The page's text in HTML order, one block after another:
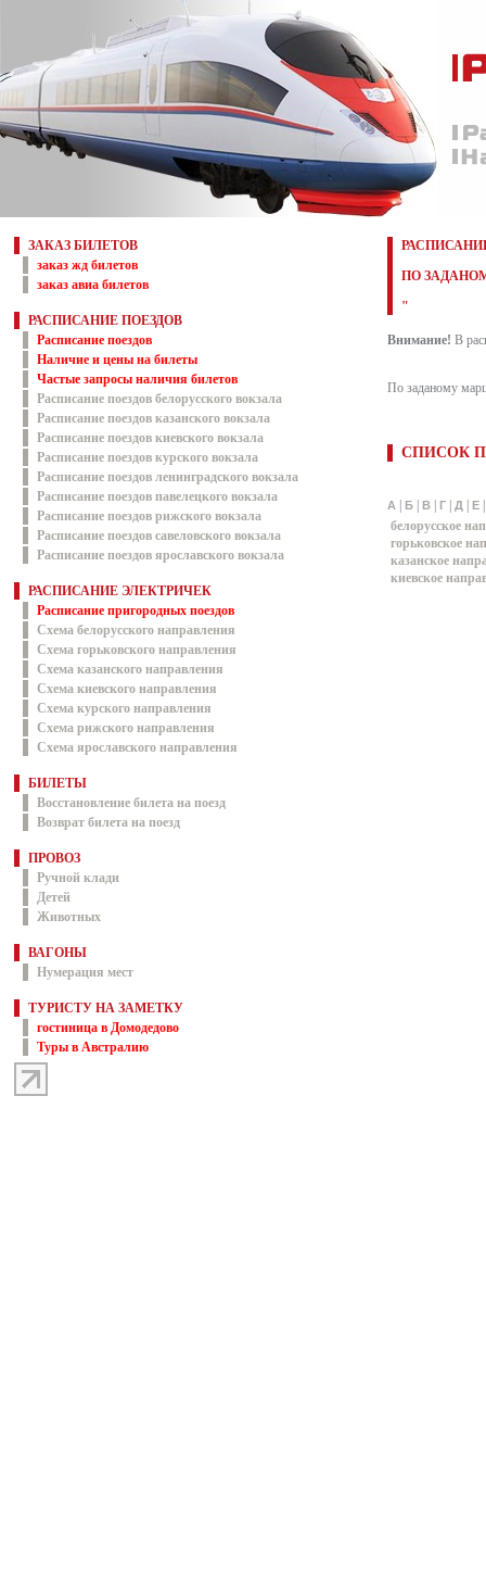
ЗАКАЗ БИЛЕТОВ
заказ жд билетов
заказ авиа билетов
РАСПИСАНИЕ ПОЕЗДОВ
Расписание поездов
Наличие и цены на билеты
Частые запросы наличия билетов
Расписание поездов белорусского вокзала
Расписание поездов казанского вокзала
Расписание поездов киевского вокзала
Расписание поездов курского вокзала
Расписание поездов ленинградского вокзала
Расписание поездов павелецкого вокзала
Расписание поездов рижского вокзала
Расписание поездов савеловского вокзала
Расписание поездов ярославского вокзала
РАСПИСАНИЕ ЭЛЕКТРИЧЕК
Расписание пригородных поездов
Схема белорусского направления
Схема горьковского направления
Схема казанского направления
Схема киевского направления
Схема курского направления
Схема рижского направления
Схема ярославского направления
БИЛЕТЫ
Восстановление билета на поезд
Возврат билета на поезд
ПРОВОЗ
Ручной клади
Детей
Животных
ВАГОНЫ
Нумерация мест
ТУРИСТУ НА ЗАМЕТКУ
гостиница в Домодедово
Туры в Австралию
ПО
"
Внимание! В
По заданому
СПИСОК
А Б В Г Д Е
белорусское
горьковское
казанское
киевское